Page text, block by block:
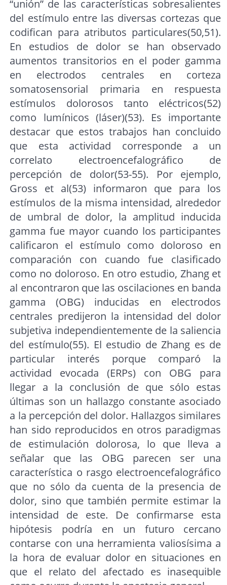
“unión” de las características sobresalientes
del estímulo entre las diversas cortezas que
codifican para atributos particulares(50,51).
En estudios de dolor se han observado
aumentos transitorios en el poder gamma
en electrodos centrales en corteza
somatosensorial primaria en respuesta
estímulos dolorosos tanto eléctricos(52)
como lumínicos (láser)(53). Es importante
destacar que estos trabajos han concluido
que esta actividad corresponde a un
correlato electroencefalográfico de
percepción de dolor(53-55). Por ejemplo,
Gross et al(53) informaron que para los
estímulos de la misma intensidad, alrededor
de umbral de dolor, la amplitud inducida
gamma fue mayor cuando los participantes
calificaron el estímulo como doloroso en
comparación con cuando fue clasificado
como no doloroso. En otro estudio, Zhang et
al encontraron que las oscilaciones en banda
gamma (OBG) inducidas en electrodos
centrales predijeron la intensidad del dolor
subjetiva independientemente de la saliencia
del estímulo(55). El estudio de Zhang es de
particular interés porque comparó la
actividad evocada (ERPs) con OBG para
llegar a la conclusión de que sólo estas
últimas son un hallazgo constante asociado
a la percepción del dolor. Hallazgos similares
han sido reproducidos en otros paradigmas
de estimulación dolorosa, lo que lleva a
señalar que las OBG parecen ser una
característica o rasgo electroencefalográfico
que no sólo da cuenta de la presencia de
dolor, sino que también permite estimar la
intensidad de este. De confirmarse esta
hipótesis podría en un futuro cercano
contarse con una herramienta valiosísima a
la hora de evaluar dolor en situaciones en
que el relato del afectado es inasequible